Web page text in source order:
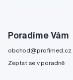
Poradíme Vám
obchod@profimed.cz
Zeptat se v poradně